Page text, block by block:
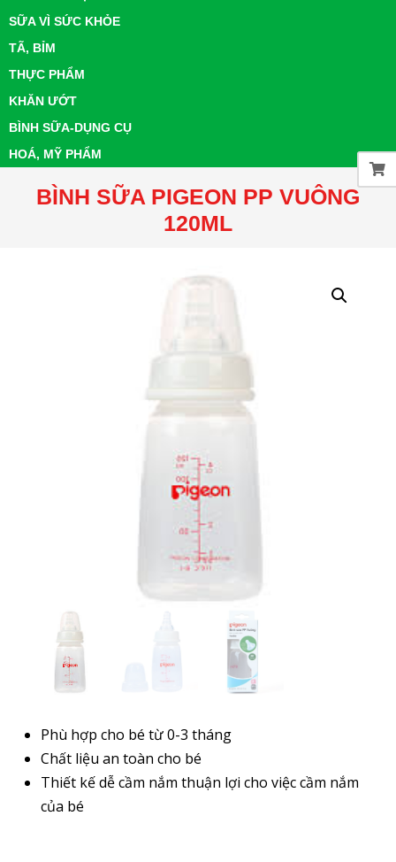
SỮA VÌ SỨC KHỎE
TÃ, BỈM
THỰC PHẨM
KHĂN ƯỚT
BÌNH SỮA-DỤNG CỤ
HOÁ, MỸ PHẨM
BÌNH SỮA PIGEON PP VUÔNG
120ML
Phù hợp cho bé từ 0-3 tháng
Chất liệu an toàn cho bé
Thiết kế dễ cầm nắm thuận lợi cho việc cầm nắm
của bé